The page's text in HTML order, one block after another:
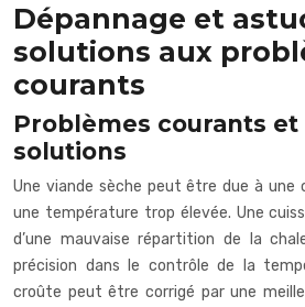
Dépannage et
solutions aux
courants
Problèmes courants et
solutions
Une viande sèche peut être due à une
une température trop élevée. Une
d’une mauvaise répartition de la
précision dans le contrôle de la
croûte peut être corrigé par une